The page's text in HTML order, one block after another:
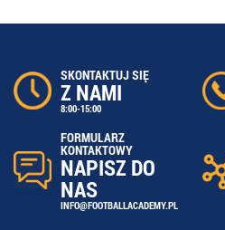
SKONTAKTUJ SIĘ
Z NAMI
8:00-15:00
FORMULARZ
KONTAKTOWY
NAPISZ DO
NAS
INFO@FOOTBALLACADEMY.PL